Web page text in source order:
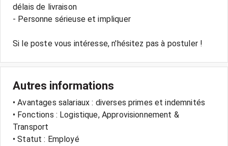
délais de livraison
- Personne sérieuse et impliquer
Autres informations
• Avantages salariaux : diverses primes et indemnités
• Fonctions : Logistique, Approvisionnement &
Transport
• Statut : Employé